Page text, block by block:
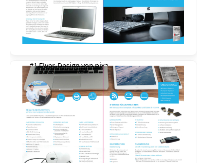
#1 Flyer-Design vonpixa